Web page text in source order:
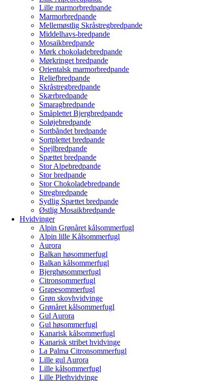
Lille marmorbredpande
Marmorbredpande
Mellemøstlig Skråstregbredpande
Middelhavs-bredpande
Mosaikbredpande
Mørk chokoladebredpande
Mørkringet bredpande
Orientalsk marmorbredpande
Reliefbredpande
Skråstregbredpande
Skærbredpande
Smaragbredpande
Småplettet Bjergbredpande
Soløjebredpande
Sortbåndet bredpande
Sortplettet bredpande
Spejlbredpande
Spættet bredpande
Stor Alpebredpande
Stor bredpande
Stor Chokoladebredpande
Stregbredpande
Sydlig Spættet bredpande
Østlig Mosaikbredpande
Hvidvinger
Alpin Grønåret kålsommerfugl
Alpin lille Kålsommerfugl
Aurora
Balkan høsommerfugl
Balkan kålsommerfugl
Bjerghøsommerfugl
Citronsommerfugl
Grapesommerfugl
Grøn skovhvidvinge
Grønåret kålsommerfugl
Gul Aurora
Gul høsommerfugl
Kanarisk kålsommerfugl
Kanarisk stribet hvidvinge
La Palma Citronsommerfugl
Lille gul Aurora
Lille kålsommerfugl
Lille Plethvidvinge